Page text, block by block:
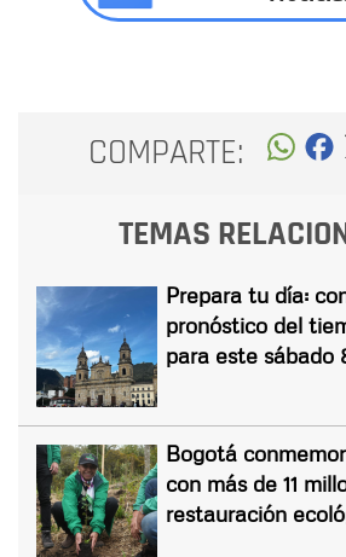
COMPARTE:
TEMAS
Prepara tu día:
pronóstico del
para este sábado
Bogotá
con más de 11
restauración